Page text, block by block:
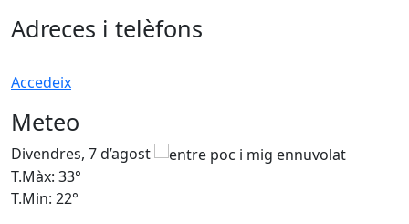
Adreces i telèfons
Accedeix
Meteo
Divendres, 7 d’agost
T.Màx: 33°
T.Min: 22°